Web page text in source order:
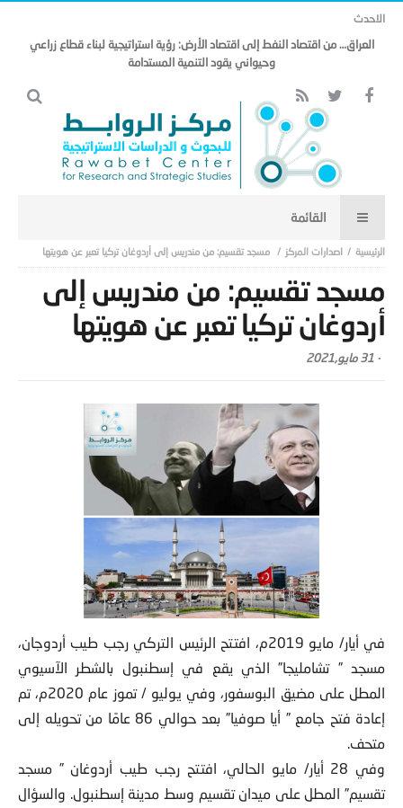
الاحدث
العراق… من اقتصاد النفط إلى اقتصاد الأرض: رؤية استراتيجية لبناء قطاع زراعي
وحيواني يقود التنمية المستدامة
اصدارات المركز مسجد تقسيم: من مندريس إلى أردوغان تركيا تعبر عن هويتها
مسجد تقسيم: من مندريس إلى
أردوغان تركيا تعبر عن هويتها
- 31 مايو,2021
في أيار/ مايو 2019م، افتتح الرئيس التركي رجب طيب أردوجان،
مسجد ” تشامليجا” الذي يقع في إسطنبول بالشطر الآسيوي
المطل على مضيق البوسفور، وفي يوليو / تموز عام 2020م، تم
إعادة فتح جامع ” أيا صوفيا” بعد حوالي 86 عامًا من تحويله إلى
متحف.
وفي 28 أيار/ مايو الحالي، افتتح رجب طيب أردوغان ” مسجد
تقسيم” المطل على ميدان تقسيم وسط مدينة إسطنبول. والسؤال